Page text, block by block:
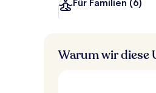
Für Familien (6)
Warum wir